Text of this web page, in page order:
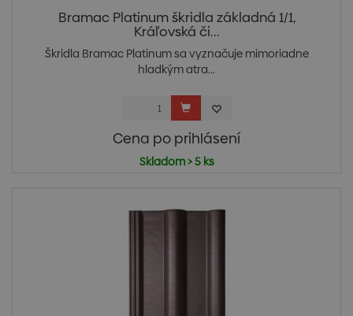
Bramac Platinum škridla základná 1/1,
Kráľovská či...
Škridla Bramac Platinum sa vyznačuje mimoriadne
hladkým atra...
Cena po prihlásení
Skladom > 5 ks